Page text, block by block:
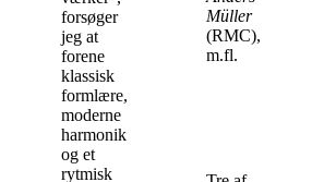
forsøger
jeg at
forene
klassisk
formlære,
moderne
harmonik
og et
rytmisk
Müller
(RMC),
m.fl.